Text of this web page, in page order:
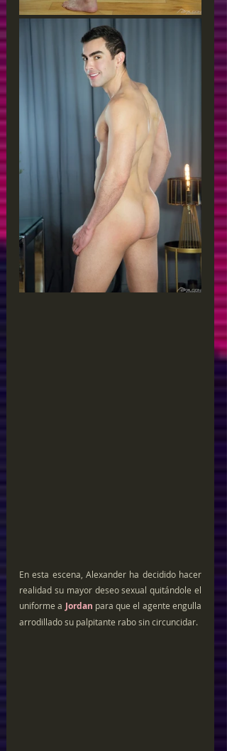
En esta escena, Alexander ha decidido hacer
realidad su mayor deseo sexual quitándole el
uniforme a Jordan para que el agente engulla
arrodillado su palpitante rabo sin circuncidar.